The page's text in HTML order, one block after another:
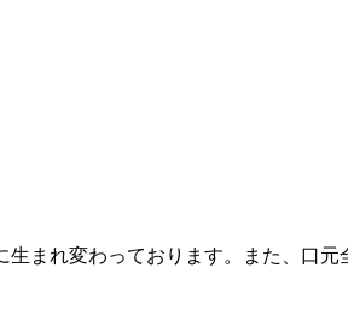
まれ変わっております。また、口元